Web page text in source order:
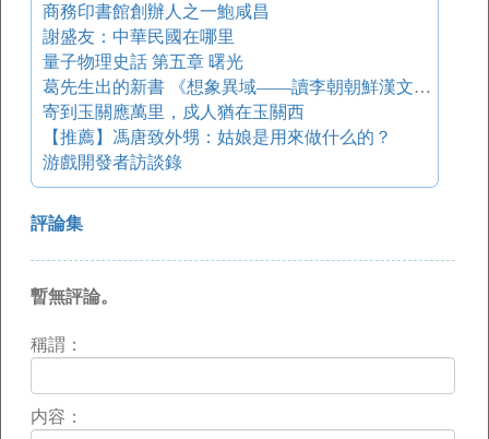
商務印書館創辦人之一鮑咸昌
謝盛友：中華民國在哪里
量子物理史話 第五章 曙光
葛先生出的新書 《想象異域——讀李朝朝鮮漢文燕行文獻札記》
寄到玉關應萬里，戍人猶在玉關西
【推薦】馮唐致外甥：姑娘是用來做什么的？
游戲開發者訪談錄
評論集
暫無評論。
稱謂：
内容：